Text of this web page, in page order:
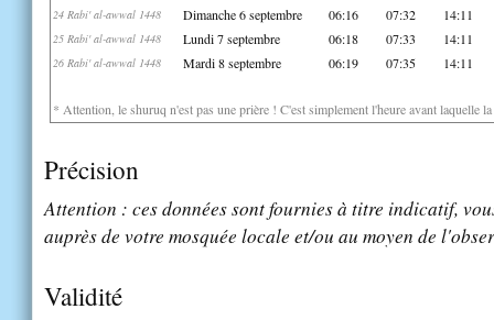
24 Rabi' al-awwal 1448 Dimanche 6 septembre 06:16 07:32 14:11
25 Rabi' al-awwal 1448 Lundi 7 septembre 06:18 07:33 14:11
26 Rabi' al-awwal 1448 Mardi 8 septembre 06:19 07:35 14:11
* Attention, le shuruq n'est pas une prière ! C'est simplement l'heure avant laquelle
Précision
Attention : ces données sont fournies à titre indicatif,
auprès de votre mosquée locale et/ou au moyen de
Validité